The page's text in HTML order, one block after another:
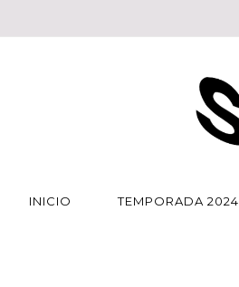
INICIO TEMPORADA 2024